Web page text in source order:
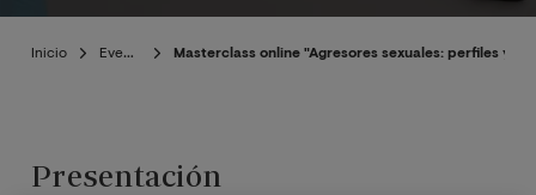
Inicio Eventos Masterclass online "Agresores sexuales: perfiles y
Presentación